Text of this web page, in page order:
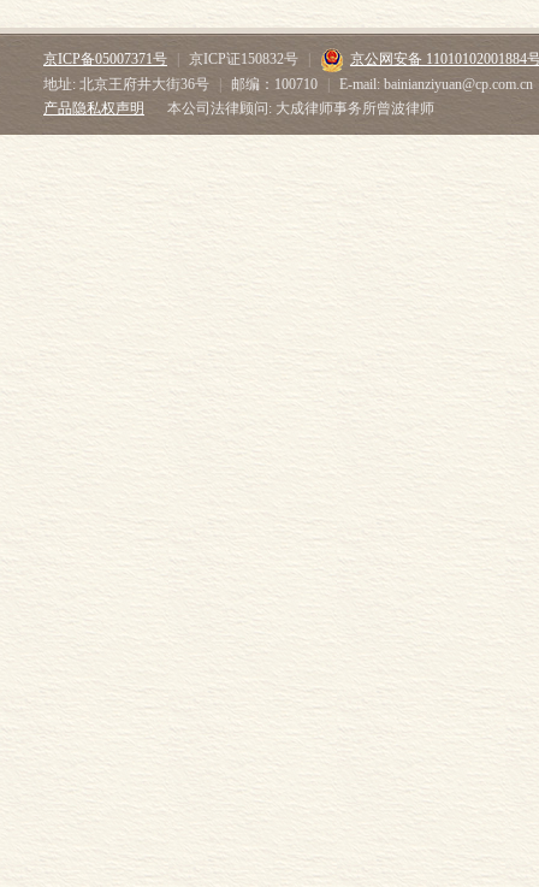
京ICP备05007371号 京ICP证150832号
京公网安备 11010102001884
地址: 北京王府井大街36号
邮编：100710
E-mail: bainianziyuan@cp.com.cn
产品隐私权声明
本公司法律顾问: 大成律师事务所曾波律师